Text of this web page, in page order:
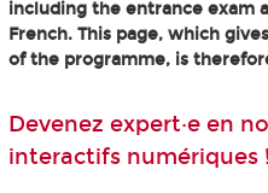
including the entrance exam
French. This page, which
of the programme, is
Devenez expert·e en
interactifs numériques !